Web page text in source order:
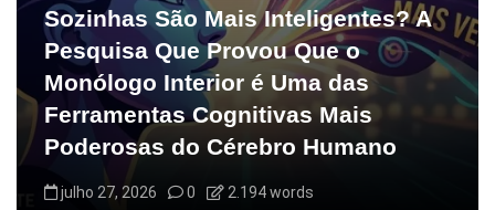
Sozinhas São Mais Inteligentes? A
Pesquisa Que Provou Que o
Monólogo Interior é Uma das
Ferramentas Cognitivas Mais
Poderosas do Cérebro Humano
julho 27, 2026 0 2.194 words